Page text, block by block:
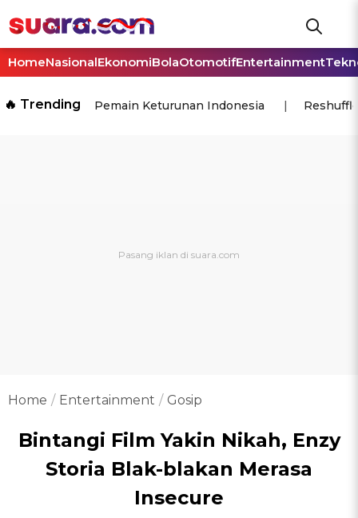
HomeNasionalEkonomiBolaOtomotifEntertainment
🔥 Trending Pemain Keturunan Indonesia
Home Entertainment Gosip
Bintangi Film Yakin Nikah, Enzy
Storia Blak-blakan Merasa
Insecure